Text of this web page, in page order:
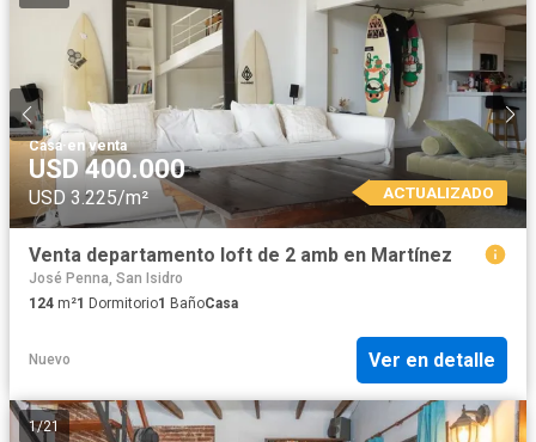
Casa·en venta
USD 400.000
USD 3.225/m² ACTUALIZADO
Venta departamento loft de 2 amb en Martínez
José Penna, San Isidro
124 m²1 Dormitorio1 BañoCasa
Nuevo Ver en detalle
1/21